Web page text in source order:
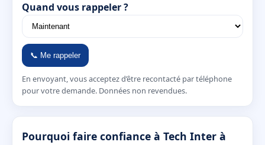
Quand vous rappeler ?
📞 Me rappeler
En envoyant, vous acceptez d’être recontacté par téléphone
pour votre demande. Données non revendues.
Pourquoi faire confiance à Tech Inter à